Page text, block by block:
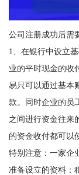
公司注册成功后
1、在银行中设立
业的平时现金的收
易只可以通过基本
款。同时企业的员
之间进行资金往来
的资金收付都可
特别注意：一家企
准备设立的资料：